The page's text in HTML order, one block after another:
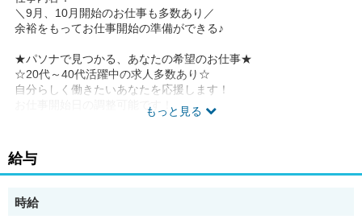
もっと見る
＼9月、10月開始のお仕事も多数あり／
余裕をもってお仕事開始の準備ができる♪
★パソナで見つかる、あなたの希望のお仕事★
☆20代～40代活躍中の求人多数あり☆
自分らしく働きたいあなたを応援します！
お仕事開始日の調整可能です！
大手企業・在宅勤務OK・駅チカなど
オフィスワークのお仕事が充実◎
＼こんなお仕事をご紹介！／
●大手総合商社グループでデータ入力などの事務
給与
時給